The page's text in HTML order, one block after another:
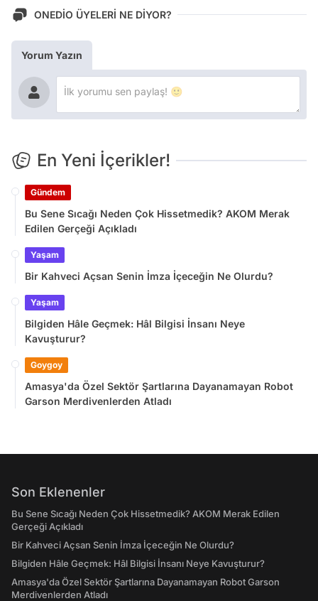
ONEDİO ÜYELERİ NE DİYOR?
Yorum Yazın
En Yeni İçerikler!
Gündem
Bu Sene Sıcağı Neden Çok Hissetmedik? AKOM Merak
Edilen Gerçeği Açıkladı
Yaşam
Bir Kahveci Açsan Senin İmza İçeceğin Ne Olurdu?
Yaşam
Bilgiden Hâle Geçmek: Hâl Bilgisi İnsanı Neye
Kavuşturur?
Goygoy
Amasya'da Özel Sektör Şartlarına Dayanamayan Robot
Garson Merdivenlerden Atladı
Son Eklenenler
Bu Sene Sıcağı Neden Çok Hissetmedik? AKOM Merak Edilen
Gerçeği Açıkladı
Bir Kahveci Açsan Senin İmza İçeceğin Ne Olurdu?
Bilgiden Hâle Geçmek: Hâl Bilgisi İnsanı Neye Kavuşturur?
Amasya'da Özel Sektör Şartlarına Dayanamayan Robot Garson
Merdivenlerden Atladı